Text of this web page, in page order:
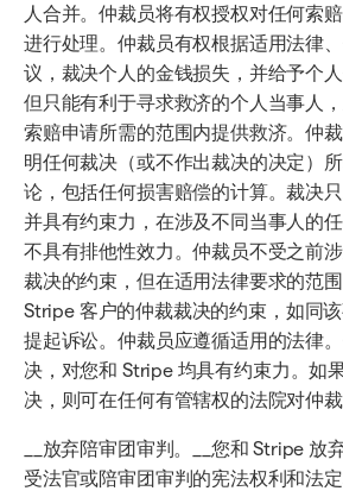
人合并。仲裁员将有权授权对任何索
进行处理。仲裁员有权根据适用法律
议，裁决个人的金钱损失，并给予个
但只能有利于寻求救济的个人当事人
索赔申请所需的范围内提供救济。仲
明任何裁决（或不作出裁决的决定）
论，包括任何损害赔偿的计算。裁决
并具有约束力，在涉及不同当事人的
不具有排他性效力。仲裁员不受之前
裁决的约束，但在适用法律要求的范
Stripe 客户的仲裁裁决的约束，如同
提起诉讼。仲裁员应遵循适用的法律
决，对您和 Stripe 均具有约束力。如
决，则可在任何有管辖权的法院对仲
__放弃陪审团审判。__您和 Stripe 放
受法官或陪审团审判的宪法权利和法